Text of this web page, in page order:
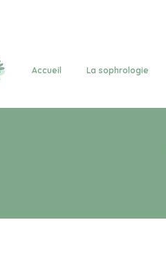
Accueil La sophrologie